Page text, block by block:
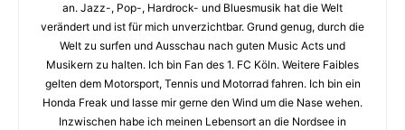
an. Jazz-, Pop-, Hardrock- und Bluesmusik hat die Welt
verändert und ist für mich unverzichtbar. Grund genug, durch die
Welt zu surfen und Ausschau nach guten Music Acts und
Musikern zu halten. Ich bin Fan des 1. FC Köln. Weitere Faibles
gelten dem Motorsport, Tennis und Motorrad fahren. Ich bin ein
Honda Freak und lasse mir gerne den Wind um die Nase wehen.
Inzwischen habe ich meinen Lebensort an die Nordsee in